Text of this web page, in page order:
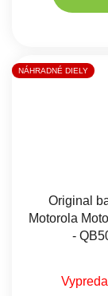
NÁHRADNÉ DIELY
Original
Motorola
-